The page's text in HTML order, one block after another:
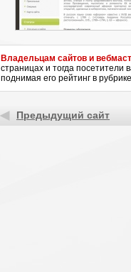
Владельцам сайтов и
страницах и тогда посетители
поднимая его рейтинг в
Предыдущий сайт